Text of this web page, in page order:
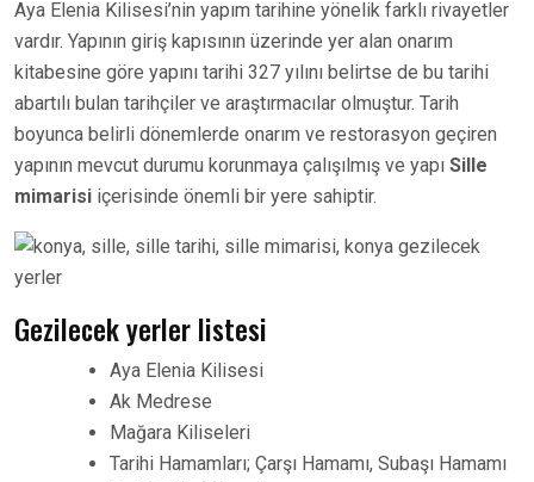
Aya Elenia Kilisesi’nin yapım tarihine yönelik farklı rivayetler
vardır. Yapının giriş kapısının üzerinde yer alan onarım
kitabesine göre yapını tarihi 327 yılını belirtse de bu tarihi
abartılı bulan tarihçiler ve araştırmacılar olmuştur. Tarih
boyunca belirli dönemlerde onarım ve restorasyon geçiren
yapının mevcut durumu korunmaya çalışılmış ve yapı Sille
mimarisi içerisinde önemli bir yere sahiptir.
Gezilecek yerler listesi
Aya Elenia Kilisesi
Ak Medrese
Mağara Kiliseleri
Tarihi Hamamları; Çarşı Hamamı, Subaşı Hamamı